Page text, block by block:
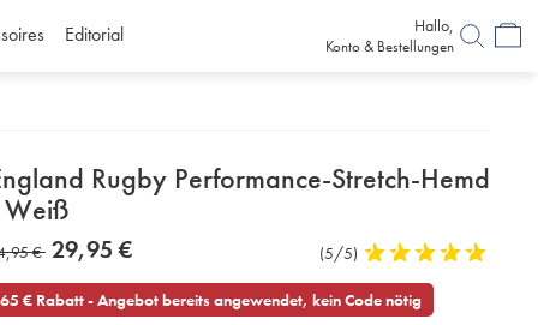
Editorial Hallo,
Konto & Bestellungen
Rugby Performance-Stretch-Hemd
www.charlestyrwhitt.com/de/england-
€ now
29,95
€
29,95 € Produktrezensionen
(5/5) 5
out
of
65 € Rabatt - Angebot bereits angewendet, kein Code nötig